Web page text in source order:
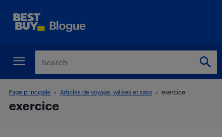
Page principale Articles de voyage, valises et sacs exercice
exercice